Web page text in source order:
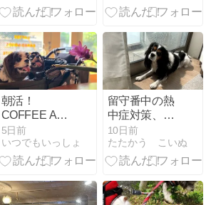
朝活！
COFFEE AND
BAKED
LOCASA ロカ
ーサ
5日前
いつでもいっしょ
留守番中の熱
中症対策、最
終兵器は意外
なものでした
10日前
たたかう こいぬ